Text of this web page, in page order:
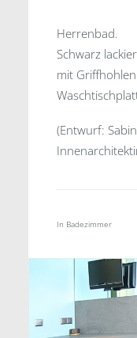
Herrenbad.
Schwarz
mit
(Entwurf:
In Badezimmer